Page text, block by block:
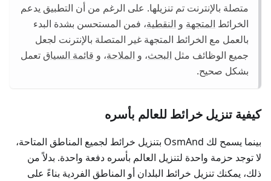
متصلة بالإنترنت تم تنزيلها. على الرغم من أن التطبيق يدعم
الخرائط المتجهة و النقطية، فمن المستحسن بشدة البدء
بالعمل مع الخرائط المتجهة غير المتصلة بالإنترنت لجعل
جميع الوظائف مثل البحث، و الملاحة، و قائمة السياق تعمل
بشكل صحيح.
كيفية تنزيل خرائط للعالم بأسره
بينما يسمح لك OsmAnd بتنزيل خرائط لجميع المناطق المتاحة،
لا توجد حزمة واحدة لتنزيل العالم بأسره دفعة واحدة. بدلاً من
ذلك، يمكنك تنزيل خرائط البلدان أو المناطق الفردية بناءً على